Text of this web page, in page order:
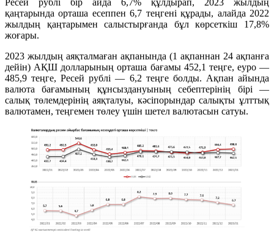
Ресей рублі бір айда 6,7% құлдырап, 2023 жылдың
қаңтарында орташа есеппен 6,7 теңгені құрады, алайда 2022
жылдың қаңтарымен салыстырғанда бұл көрсеткіш 17,8%
жоғары.
2023 жылдың аяқталмаған ақпанында (1 ақпаннан 24 ақпанға
дейін) АҚШ долларының орташа бағамы 452,1 теңге, еуро —
485,9 теңге, Ресей рублі — 6,2 теңге болды. Ақпан айында
валюта бағамының құнсыздануының себептерінің бірі —
салық төлемдерінің аяқталуы, кәсіпорындар салықты ұлттық
валютамен, теңгемен төлеу үшін шетел валютасын сатуы.